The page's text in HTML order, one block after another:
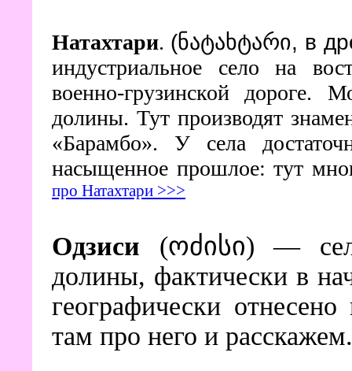
Натахтари. (ნატახტარი, в
индустриальное село на
военно-грузинской дороге.
долины. Тут производят
«Барамбо». У села
насыщенное прошлое: тут
про Натахтари >>>
Одзиси (ოძისი) —
долины, фактически в
географически
там про него и расскажем.